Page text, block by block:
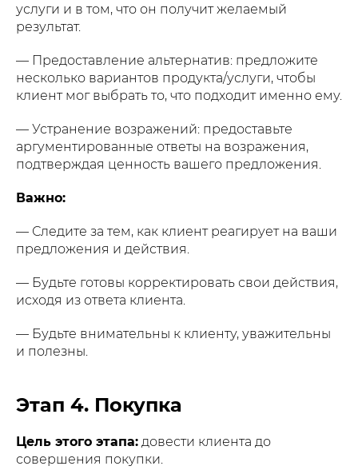
услуги и в том, что он получит желаемый
результат.
— Предоставление альтернатив: предложите
несколько вариантов продукта/услуги, чтобы
клиент мог выбрать то, что подходит именно ему.
— Устранение возражений: предоставьте
аргументированные ответы на возражения,
подтверждая ценность вашего предложения.
Важно:
— Следите за тем, как клиент реагирует на ваши
предложения и действия.
— Будьте готовы корректировать свои действия,
исходя из ответа клиента.
— Будьте внимательны к клиенту, уважительны
и полезны.
Этап 4. Покупка
Цель этого этапа: довести клиента до
совершения покупки.